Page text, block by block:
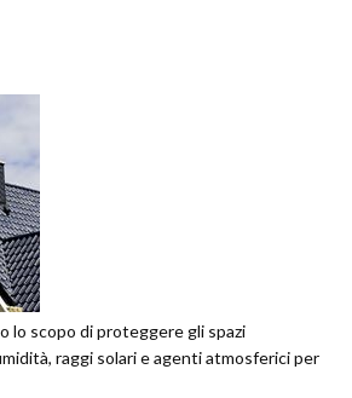
lo scopo di proteggere gli spazi
raggi solari e agenti atmosferici per